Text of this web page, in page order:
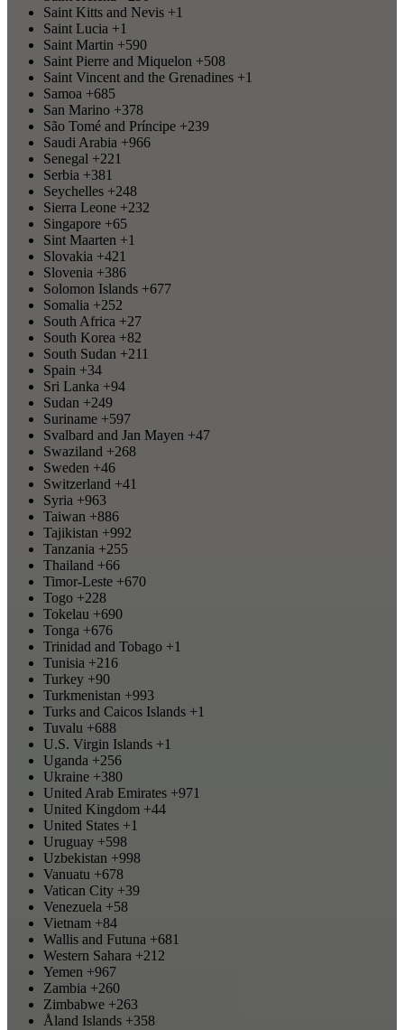
Saint Kitts and Nevis +1
Saint Lucia +1
Saint Martin +590
Saint Pierre and Miquelon +508
Saint Vincent and the Grenadines +1
Samoa +685
San Marino +378
São Tomé and Príncipe +239
Saudi Arabia +966
Senegal +221
Serbia +381
Seychelles +248
Sierra Leone +232
Singapore +65
Sint Maarten +1
Slovakia +421
Slovenia +386
Solomon Islands +677
Somalia +252
South Africa +27
South Korea +82
South Sudan +211
Spain +34
Sri Lanka +94
Sudan +249
Suriname +597
Svalbard and Jan Mayen +47
Swaziland +268
Sweden +46
Switzerland +41
Syria +963
Taiwan +886
Tajikistan +992
Tanzania +255
Thailand +66
Timor-Leste +670
Togo +228
Tokelau +690
Tonga +676
Trinidad and Tobago +1
Tunisia +216
Turkey +90
Turkmenistan +993
Turks and Caicos Islands +1
Tuvalu +688
U.S. Virgin Islands +1
Uganda +256
Ukraine +380
United Arab Emirates +971
United Kingdom +44
United States +1
Uruguay +598
Uzbekistan +998
Vanuatu +678
Vatican City +39
Venezuela +58
Vietnam +84
Wallis and Futuna +681
Western Sahara +212
Yemen +967
Zambia +260
Zimbabwe +263
Åland Islands +358